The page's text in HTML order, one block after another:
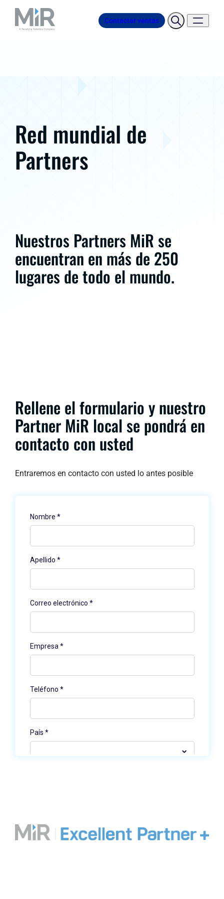
Contactar ventas
Red mundial de
Partners
Nuestros Partners MiR se
encuentran en más de 250
lugares de todo el mundo.
Rellene el formulario y nuestro
Partner MiR local se pondrá en
contacto con usted
Entraremos en contacto con usted lo antes posible